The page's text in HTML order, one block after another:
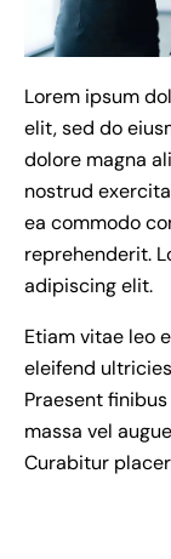
Lorem ipsum
elit, sed do
dolore magna
nostrud
ea commodo
reprehenderit.
adipiscing elit.
Etiam vitae leo
eleifend
Praesent
massa vel
Curabitur